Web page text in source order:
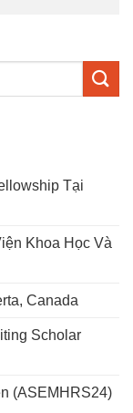
Tại
Khoa Học Và
Canada
Scholar
(ASEMHRS24)